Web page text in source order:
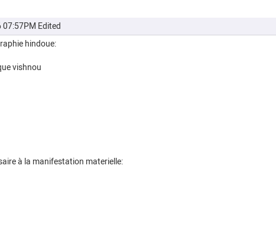
07:57PM Edited
hindoue:
vishnou
à la manifestation materielle: